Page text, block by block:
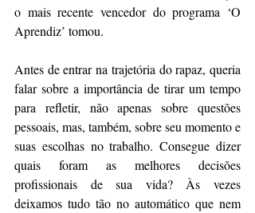
o mais recente vencedor do programa ‘O
Aprendiz’ tomou.
Antes de entrar na trajetória do rapaz, queria
falar sobre a importância de tirar um tempo
para refletir, não apenas sobre questões
pessoais, mas, também, sobre seu momento e
suas escolhas no trabalho. Consegue dizer
quais foram as melhores decisões
profissionais de sua vida? Às vezes
deixamos tudo tão no automático que nem